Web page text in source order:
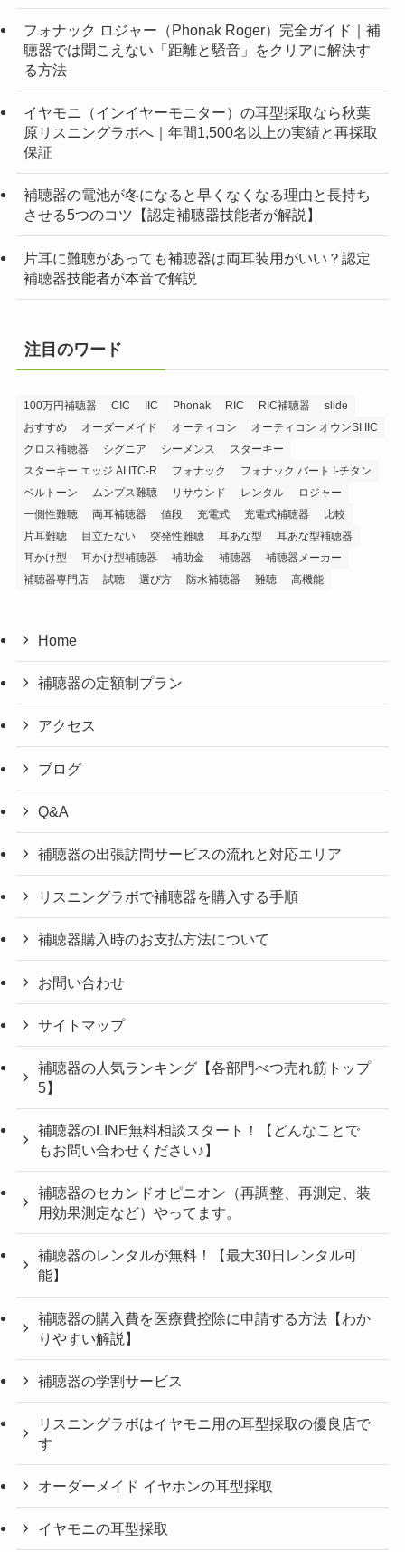
フォナック ロジャー（Phonak Roger）完全ガイド｜補
聴器では聞こえない「距離と騒音」をクリアに解決す
る方法
イヤモニ（インイヤーモニター）の耳型採取なら秋葉
原リスニングラボへ｜年間1,500名以上の実績と再採取
保証
補聴器の電池が冬になると早くなくなる理由と長持ち
させる5つのコツ【認定補聴器技能者が解説】
片耳に難聴があっても補聴器は両耳装用がいい？認定
補聴器技能者が本音で解説
注目のワード
100万円補聴器 CIC IIC Phonak RIC RIC補聴器
slide
おすすめ
オーダーメイド オーティコン
オーティコン オウンSI IIC
クロス補聴器
シグニア シーメンス
スターキー
スターキー エッジ AI ITC-R
フォナック
フォナック バート I-チタン
ベルトーン
ムンプス難聴 リサウンド レンタル
ロジャー
一側性難聴
両耳補聴器 値段 充電式 充電式補聴器
比較
片耳難聴
目立たない 突発性難聴 耳あな型
耳あな型補聴器
耳かけ型
耳かけ型補聴器 補助金 補聴器
補聴器メーカー
補聴器専門店
試聴 選び方 防水補聴器 難聴 高機能
Home
補聴器の定額制プラン
アクセス
ブログ
Q&A
補聴器の出張訪問サービスの流れと対応エリア
リスニングラボで補聴器を購入する手順
補聴器購入時のお支払方法について
お問い合わせ
サイトマップ
補聴器の人気ランキング【各部門べつ売れ筋トップ
5】
補聴器のLINE無料相談スタート！【どんなことで
もお問い合わせください♪】
補聴器のセカンドオピニオン（再調整、再測定、装
用効果測定など）やってます。
補聴器のレンタルが無料！【最大30日レンタル可
能】
補聴器の購入費を医療費控除に申請する方法【わか
りやすい解説】
補聴器の学割サービス
リスニングラボはイヤモニ用の耳型採取の優良店で
す
オーダーメイド イヤホンの耳型採取
イヤモニの耳型採取